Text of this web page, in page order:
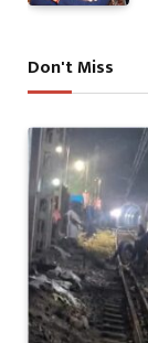
Don't Miss